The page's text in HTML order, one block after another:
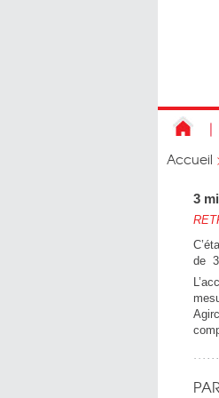
Accueil
3
de